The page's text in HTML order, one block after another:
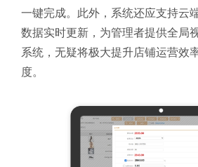
一键完成。此外，系统还应支持云
数据实时更新，为管理者提供全局
系统，无疑将极大提升店铺运营效
度。